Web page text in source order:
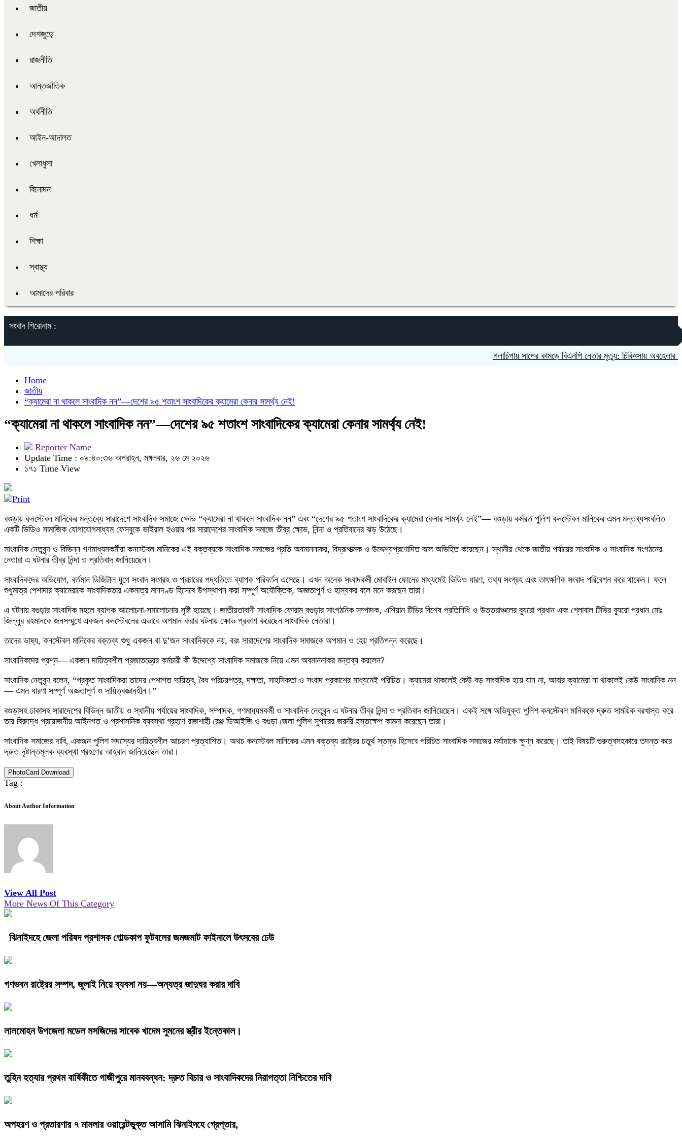
জাতীয়
দেশজুড়ে
রাজনীতি
আন্তর্জাতিক
অর্থনীতি
আইন-আদালত
খেলাধুলা
বিনোদন
ধর্ম
শিক্ষা
স্বাস্থ্য
আমাদের পরিবার
সংবাদ শিরোনাম :
গলাচিপায় সাপের কামড়ে বিএনপি নেতার মৃত্যু: চিকিৎসায় অবহেলার অভিযোগ
Home
জাতীয়
“ক্যামেরা না থাকলে সাংবাদিক নন”—দেশের ৯৫ শতাংশ সাংবাদিকের ক্যামেরা কেনার সামর্থ্য নেই!
“ক্যামেরা না থাকলে সাংবাদিক নন”—দেশের ৯৫ শতাংশ সাংবাদিকের ক্যামেরা কেনার সামর্থ্য নেই!
Reporter Name
Update Time : ০৯:৪০:৩৬ অপরাহ্ন, মঙ্গলবার, ২৬ মে ২০২৬
১৭১ Time View
বগুড়ায় কনস্টেবল মানিকের মন্তব্যে সারাদেশে সাংবাদিক সমাজে ক্ষোভ “ক্যামেরা না থাকলে সাংবাদিক নন” এবং “দেশের ৯৫ শতাংশ সাংবাদিকের ক্যামেরা কেনার সামর্থ্য নেই”— বগুড়ায় কর্মরত পুলিশ কনস্টেবল মানিকের এমন মন্তব্যসংবলিত
একটি ভিডিও সামাজিক যোগাযোগমাধ্যম ফেসবুকে ভাইরাল হওয়ার পর সারাদেশের সাংবাদিক সমাজে তীব্র ক্ষোভ, নিন্দা ও প্রতিবাদের ঝড় উঠেছে।
সাংবাদিক নেতৃবৃন্দ ও বিভিন্ন গণমাধ্যমকর্মীরা কনস্টেবল মানিকের এই বক্তব্যকে সাংবাদিক সমাজের প্রতি অবমাননাকর, বিদ্রূপাত্মক ও উদ্দেশ্যপ্রণোদিত বলে অভিহিত করেছেন। স্থানীয় থেকে জাতীয় পর্যায়ের সাংবাদিক ও সাংবাদিক সংগঠনের
নেতারা এ ঘটনার তীব্র নিন্দা ও প্রতিবাদ জানিয়েছেন।
সাংবাদিকদের অভিযোগ, বর্তমান ডিজিটাল যুগে সংবাদ সংগ্রহ ও প্রচারের পদ্ধতিতে ব্যাপক পরিবর্তন এসেছে। এখন অনেক সংবাদকর্মী মোবাইল ফোনের মাধ্যমেই ভিডিও ধারণ, তথ্য সংগ্রহ এবং তাৎক্ষণিক সংবাদ পরিবেশন করে থাকেন। ফলে
শুধুমাত্র পেশাদার ক্যামেরাকে সাংবাদিকতার একমাত্র মানদণ্ড হিসেবে উপস্থাপন করা সম্পূর্ণ অযৌক্তিক, অজ্ঞতাপূর্ণ ও হাস্যকর বলে মনে করছেন তারা।
এ ঘটনায় বগুড়ার সাংবাদিক মহলে ব্যাপক আলোচনা-সমালোচনার সৃষ্টি হয়েছে। জাতীয়তাবাদী সাংবাদিক ফোরাম বগুড়ার সাংগঠনিক সম্পাদক, এশিয়ান টিভির বিশেষ প্রতিনিধি ও উত্তরাঞ্চলের ব্যুরো প্রধান এবং গ্লোবাল টিভির ব্যুরো প্রধান মোঃ
জিল্লুর রহমানকে জনসম্মুখে একজন কনস্টেবলের এভাবে অপমান করার ঘটনায় ক্ষোভ প্রকাশ করেছেন সাংবাদিক নেতারা।
তাদের ভাষ্য, কনস্টেবল মানিকের বক্তব্য শুধু একজন বা দু’জন সাংবাদিককে নয়, বরং সারাদেশের সাংবাদিক সমাজকে অপমান ও হেয় প্রতিপন্ন করেছে।
সাংবাদিকদের প্রশ্ন— একজন দায়িত্বশীল প্রজাতন্ত্রের কর্মচারী কী উদ্দেশ্যে সাংবাদিক সমাজকে নিয়ে এমন অবমাননাকর মন্তব্য করলেন?
সাংবাদিক নেতৃবৃন্দ বলেন, “প্রকৃত সাংবাদিকরা তাদের পেশাগত দায়িত্ব, বৈধ পরিচয়পত্র, দক্ষতা, সাহসিকতা ও সংবাদ প্রকাশের মাধ্যমেই পরিচিত। ক্যামেরা থাকলেই কেউ বড় সাংবাদিক হয়ে যান না, আবার ক্যামেরা না থাকলেই কেউ সাংবাদিক নন
— এমন ধারণা সম্পূর্ণ অজ্ঞতাপূর্ণ ও দায়িত্বজ্ঞানহীন।”
বগুড়াসহ ঢাকাসহ সারাদেশের বিভিন্ন জাতীয় ও স্থানীয় পর্যায়ের সাংবাদিক, সম্পাদক, গণমাধ্যমকর্মী ও সাংবাদিক নেতৃবৃন্দ এ ঘটনার তীব্র নিন্দা ও প্রতিবাদ জানিয়েছেন। একই সঙ্গে অভিযুক্ত পুলিশ কনস্টেবল মানিককে দ্রুত সাময়িক বরখাস্ত করে
তার বিরুদ্ধে প্রয়োজনীয় আইনগত ও প্রশাসনিক ব্যবস্থা গ্রহণে রাজশাহী রেঞ্জ ডিআইজি ও বগুড়া জেলা পুলিশ সুপারের জরুরি হস্তক্ষেপ কামনা করেছেন তারা।
সাংবাদিক সমাজের দাবি, একজন পুলিশ সদস্যের দায়িত্বশীল আচরণ প্রত্যাশিত। অথচ কনস্টেবল মানিকের এমন বক্তব্য রাষ্ট্রের চতুর্থ স্তম্ভ হিসেবে পরিচিত সাংবাদিক সমাজের মর্যাদাকে ক্ষুণ্ন করেছে। তাই বিষয়টি গুরুত্বসহকারে তদন্ত করে
দ্রুত দৃষ্টান্তমূলক ব্যবস্থা গ্রহণের আহ্বান জানিয়েছেন তারা।
PhotoCard Download
Tag :
About Author Information
View All Post
More News Of This Category
ঝিনাইদহে জেলা পরিষদ প্রশাসক গোল্ডকাপ ফুটবলের জমজমাট ফাইনালে উৎসবের ঢেউ
গণভবন রাষ্ট্রের সম্পদ, জুলাই নিয়ে ব্যবসা নয়—অন্যত্র জাদুঘর করার দাবি
লালমোহন উপজেলা মডেল মসজিদের সাবেক খাদেম সুমনের স্ত্রীর ইন্তেকাল।
তুহিন হত্যার প্রথম বার্ষিকীতে গাজীপুরে মানববন্ধন: দ্রুত বিচার ও সাংবাদিকদের নিরাপত্তা নিশ্চিতের দাবি
অপহরণ ও প্রতারণার ৭ মামলার ওয়ারেন্টভুক্ত আসামি ঝিনাইদহে গ্রেপ্তার,